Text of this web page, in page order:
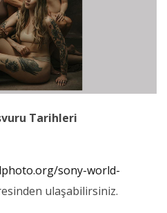
Tarihleri
sony-world-
ulaşabilirsiniz.